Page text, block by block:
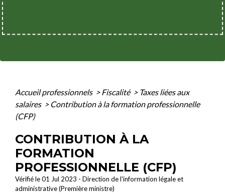
Accueil professionnels > Fiscalité > Taxes liées aux
salaires > Contribution à la formation professionnelle
(CFP)
CONTRIBUTION À LA
FORMATION
PROFESSIONNELLE (CFP)
Vérifié le 01 Jul 2023 - Direction de l'information légale et
administrative (Première ministre)